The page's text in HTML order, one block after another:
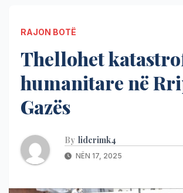
RAJON BOTË
Thellohet
humanitare në
Gazës
By liderimk4
NËN 17, 2025